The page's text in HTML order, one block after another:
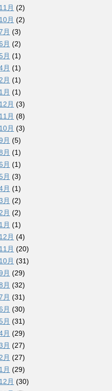
月 (2)
月 (2)
月 (3)
月 (2)
月 (1)
月 (1)
月 (1)
月 (1)
月 (3)
月 (8)
月 (3)
月 (5)
月 (1)
月 (1)
月 (3)
月 (1)
月 (2)
月 (2)
月 (1)
月 (4)
月 (20)
月 (31)
月 (29)
月 (32)
月 (31)
月 (30)
月 (31)
月 (29)
月 (27)
月 (27)
月 (29)
月 (30)